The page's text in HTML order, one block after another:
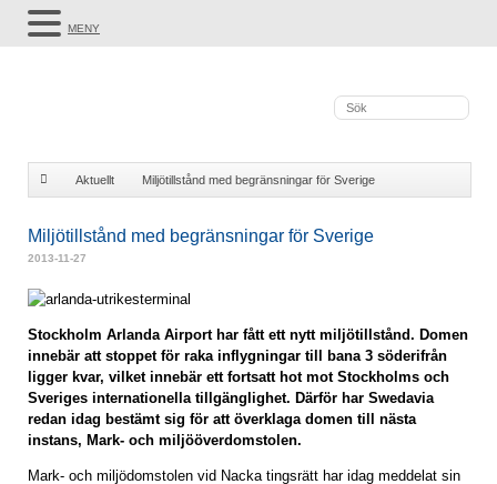
Aktuellt Miljötillstånd med begränsningar för Sverige
Miljötillstånd med begränsningar för Sverige
2013-11-27
Stockholm Arlanda Airport har fått ett nytt miljötillstånd. Domen
innebär att stoppet för raka inflygningar till bana 3 söderifrån
ligger kvar, vilket innebär ett fortsatt hot mot Stockholms och
Sveriges internationella tillgänglighet. Därför har Swedavia
redan idag bestämt sig för att överklaga domen till nästa
instans, Mark- och miljööverdomstolen.
Mark- och miljödomstolen vid Nacka tingsrätt har idag meddelat sin
MENY